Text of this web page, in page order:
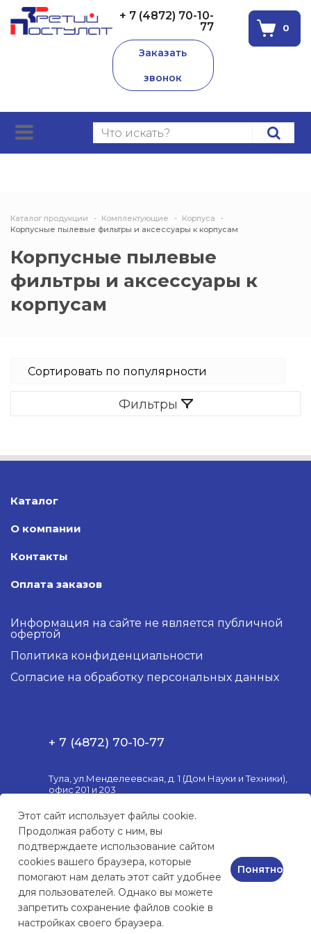
+ 7 (4872) 70-10-
77
Заказать
звонок
0
Каталог продукции Комплектующие
Корпуса
Корпусные пылевые фильтры и аксессуары к корпусам
Корпусные пылевые
фильтры и аксессуары к
корпусам
Фильтры
Каталог
О компании
Контакты
Оплата заказов
Информация на сайте не является публичной
офертой
Политика конфиденциальности
Согласие на обработку персональных данных
+ 7 (4872) 70-10-77
Тула, ул.Менделеевская, д. 1 (Дом Науки и Техники),
офис 201 и 203
market@3postulat.ru
КОМПЬЮТЕРНАЯ ТЕХНИКА
и сервисное обслуживание
Этот сайт использует файлы cookie.
Продолжая работу с ним, вы
подтверждаете использование сайтом
cookies вашего браузера, которые
помогают нам делать этот сайт удобнее
для пользователей. Однако вы можете
запретить сохранение файлов cookie в
настройках своего браузера.
Понятно